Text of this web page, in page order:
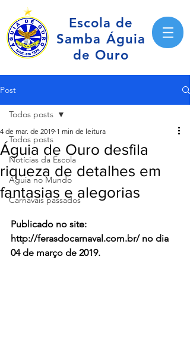
Escola de
Samba Águia
de Ouro
Post
Todos posts
Notícias da Escola
Águia no Mundo
Carnavais passados
Todos posts
Águia de Ouro desfila
riqueza de detalhes em
fantasias e alegorias
4 de mar. de 2019 1 min de leitura
Publicado no site:
http://ferasdocarnaval.com.br/ no dia
04 de março de 2019.